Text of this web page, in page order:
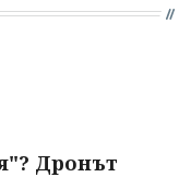
Дронът